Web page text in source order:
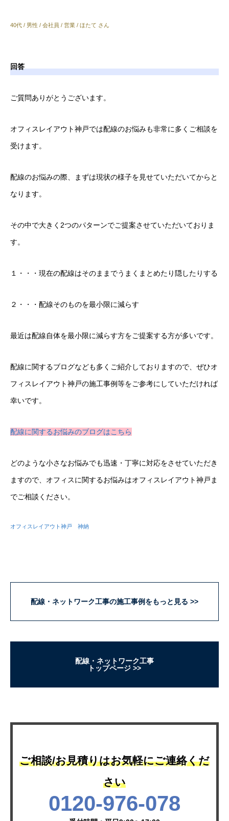
40代 / 男性 / 会社員 / 営業 / ほたて さん
回答
ご質問ありがとうございます。
オフィスレイアウト神戸では配線のお悩みも非常に多くご相談を
受けます。
配線のお悩みの際、まずは現状の様子を見せていただいてからと
なります。
その中で大きく2つのパターンでご提案させていただいておりま
す。
１・・・現在の配線はそのままでうまくまとめたり隠したりする
２・・・配線そのものを最小限に減らす
最近は配線自体を最小限に減らす方をご提案する方が多いです。
配線に関するブログなども多くご紹介しておりますので、ぜひオ
フィスレイアウト神戸の施工事例等をご参考にしていただければ
幸いです。
配線に関するお悩みのブログはこちら
どのような小さなお悩みでも迅速・丁寧に対応をさせていただき
ますので、オフィスに関するお悩みはオフィスレイアウト神戸ま
でご相談ください。
オフィスレイアウト神戸 神納
配線・ネットワーク工事の施工事例をもっと見る
配線・ネットワーク工事
トップページ
ご相談/お見積りはお気軽にご連絡くだ
さい
0120-976-078